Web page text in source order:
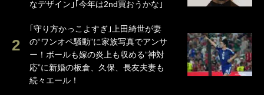
なデザイン｣｢今年は2nd買おうかな｣
｢守り方かっこよすぎ｣上田綺世が妻
の“ワンオペ騒動”に家族写真でアンサ
ー！ボールも嫁の炎上も収める“神対
応”に新婚の板倉、久保、長友夫妻も
続々エール！